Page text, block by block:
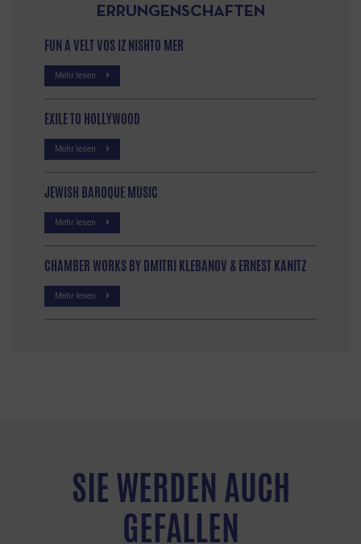
ERRUNGENSCHAFTEN
FUN A VELT VOS IZ NISHTO MER
Mehr lesen
EXILE TO HOLLYWOOD
Mehr lesen
JEWISH BAROQUE MUSIC
Mehr lesen
CHAMBER WORKS BY DMITRI KLEBANOV & ERNEST KANITZ
Mehr lesen
SIE WERDEN AUCH
GEFALLEN